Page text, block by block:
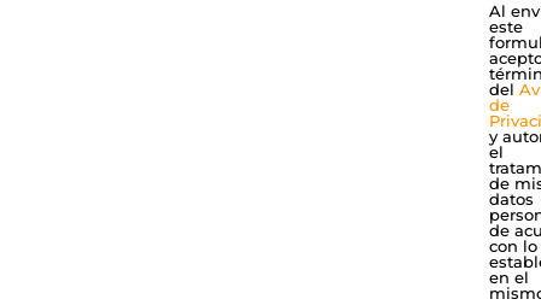
Al
este
del
de
y
el
de
datos
de
con lo
en el